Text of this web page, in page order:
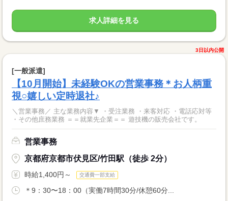
求人詳細を見る
3日以内公開
[一般派遣]
【10月開始】未経験OKの営業事務＊お人柄重
視○嬉しい定時退社♪
＼営業事務／ 主な業務内容▼ ・受注業務 ・来客対応 ・電話応対等
・その他庶務業務 ＝＝就業先企業＝＝ 遊技機の販売会社です。
営業事務
京都府京都市伏見区/竹田駅（徒歩 2分）
時給1,400円～ 交通費一部支給
＊9：30〜18：00（実働7時間30分/休憩60分...